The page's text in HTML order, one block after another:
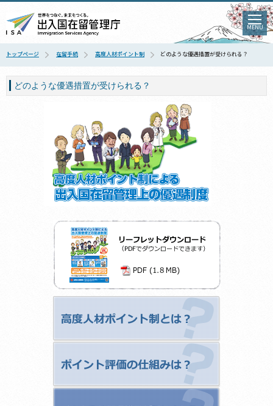
MENU
トップページ 在留手続 高度人材ポイント制 どのような優遇措置が受けられる？
どのような優遇措置が受けられる？